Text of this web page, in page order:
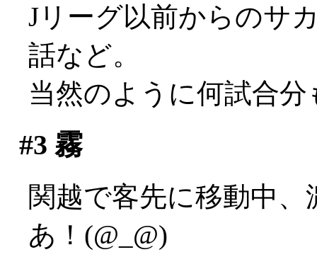
Jリーグ以前からのサ
話など。
当然のように何試合
#3 霧
関越で客先に移動中
あ！(@_@)